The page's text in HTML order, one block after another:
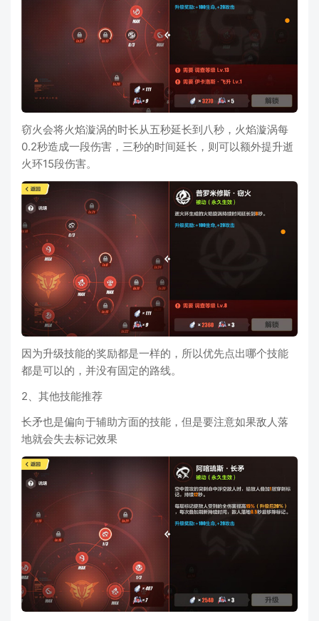
窃火会将火焰漩涡的时长从五秒延长到八秒，火焰漩涡每
0.2秒造成一段伤害，三秒的时间延长，则可以额外提升逝
火环15段伤害。
因为升级技能的奖励都是一样的，所以优先点出哪个技能
都是可以的，并没有固定的路线。
2、其他技能推荐
长矛也是偏向于辅助方面的技能，但是要注意如果敌人落
地就会失去标记效果